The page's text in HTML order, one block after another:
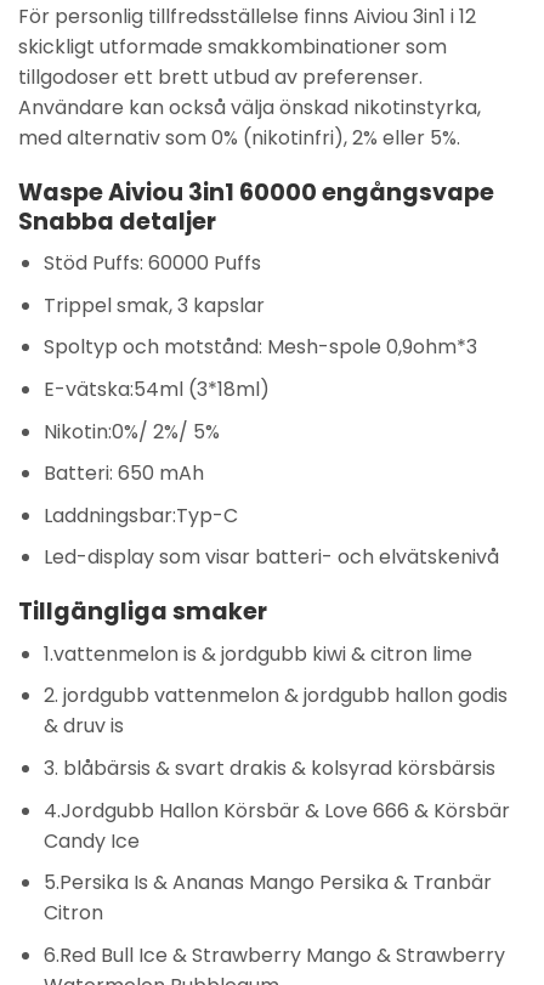
För personlig tillfredsställelse finns Aiviou 3in1 i 12
skickligt utformade smakkombinationer som
tillgodoser ett brett utbud av preferenser.
Användare kan också välja önskad nikotinstyrka,
med alternativ som 0% (nikotinfri), 2% eller 5%.
Waspe Aiviou 3in1 60000 engångsvape
Snabba detaljer
Stöd Puffs: 60000 Puffs
Trippel smak, 3 kapslar
Spoltyp och motstånd: Mesh-spole 0,9ohm*3
E-vätska:54ml (3*18ml)
Nikotin:0%/ 2%/ 5%
Batteri: 650 mAh
Laddningsbar:Typ-C
Led-display som visar batteri- och elvätskenivå
Tillgängliga smaker
1.vattenmelon is & jordgubb kiwi & citron lime
2. jordgubb vattenmelon & jordgubb hallon godis
& druv is
3. blåbärsis & svart drakis & kolsyrad körsbärsis
4.Jordgubb Hallon Körsbär & Love 666 & Körsbär
Candy Ice
5.Persika Is & Ananas Mango Persika & Tranbär
Citron
6.Red Bull Ice & Strawberry Mango & Strawberry